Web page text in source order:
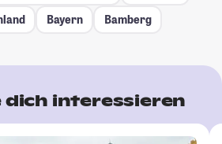
Bayern Bamberg
dich interessieren